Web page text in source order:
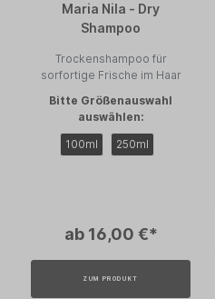
Maria Nila - Dry
Shampoo
Trockenshampoo für
sorfortige Frische im Haar
Bitte Größenauswahl
auswählen:
100ml
250ml
ab 16,00 €*
ZUM PRODUKT